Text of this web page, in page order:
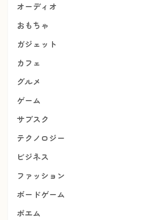
オーディオ
おもちゃ
ガジェット
カフェ
グルメ
ゲーム
サブスク
テクノロジー
ビジネス
ファッション
ボードゲーム
ポエム